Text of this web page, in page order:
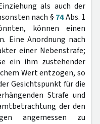
als auch der
nach § 74Abs. 1
können einen
Eine Anordnung nach
einer Nebenstrafe;
ein ihm zustehender
Wert entzogen, so
Gesichtspunkt für die
Strafe und
der den
angemessen zu